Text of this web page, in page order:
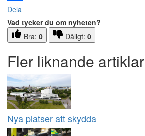
Dela
Vad tycker du om nyheten?
Bra: 0 Dåligt: 0
Fler liknande artiklar
Nya platser att skydda